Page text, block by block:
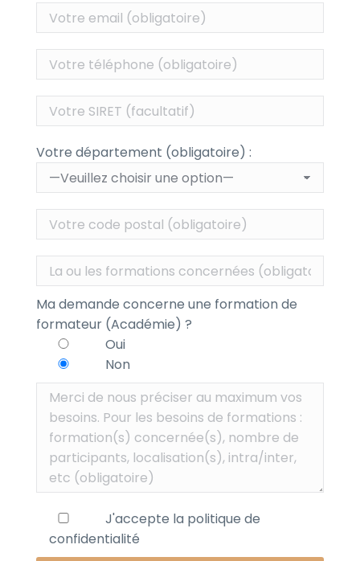
Votre département (obligatoire) :
Ma demande concerne une formation de
formateur (Académie) ?
Oui
Non
J'accepte la politique de
confidentialité